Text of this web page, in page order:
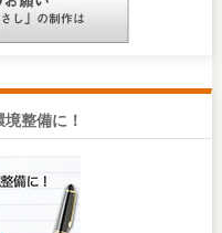
整備に！